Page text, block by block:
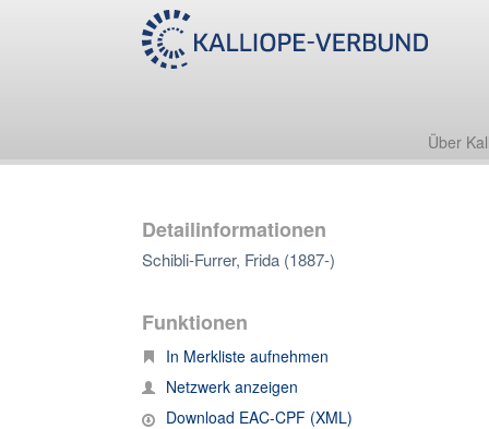
Über
Detailinformationen
Schibli-Furrer, Frida (1887-)
Funktionen
In Merkliste aufnehmen
Netzwerk anzeigen
Download EAC-CPF (XML)